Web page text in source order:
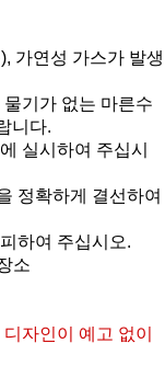
가연성 가스가 발생
기가 없는 마른수
니다.
실시하여 주십시
정확하게 결선하여
하여 주십시오.
소
자인이 예고 없이